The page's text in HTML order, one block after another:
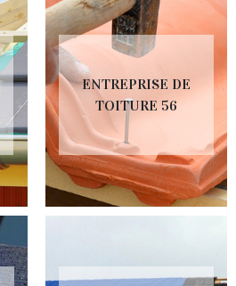
ENTREPRISE DE
TOITURE 56